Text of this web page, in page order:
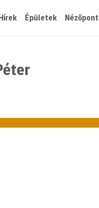
Épületek Nézőpont